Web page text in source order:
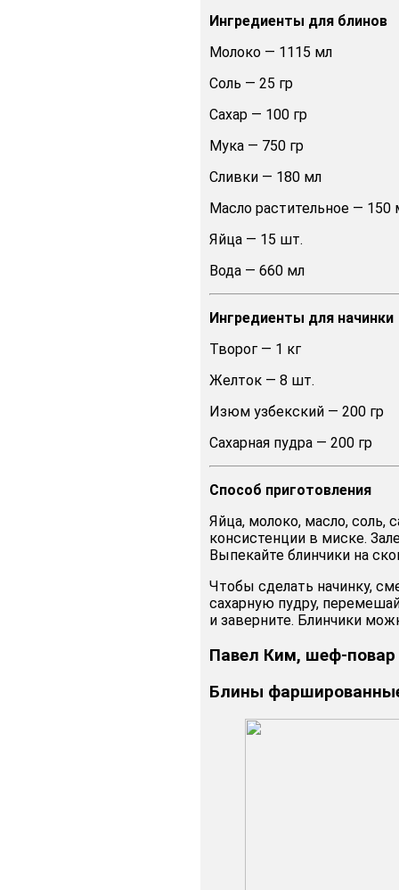
Ингредиенты для блинов
Молоко — 1115 мл
Соль — 25 гр
Сахар — 100 гр
Мука — 750 гр
Сливки — 180 мл
Масло растительное — 150
Яйца — 15 шт.
Вода — 660 мл
Ингредиенты для начинки
Творог — 1 кг
Желток — 8 шт.
Изюм узбекский — 200 гр
Сахарная пудра — 200 гр
Способ приготовления
Яйца, молоко, масло, соль,
консистенции в миске.
Выпекайте блинчики на
Чтобы сделать начинку,
сахарную пудру,
и заверните. Блинчики
Павел Ким, шеф-повар
Блины